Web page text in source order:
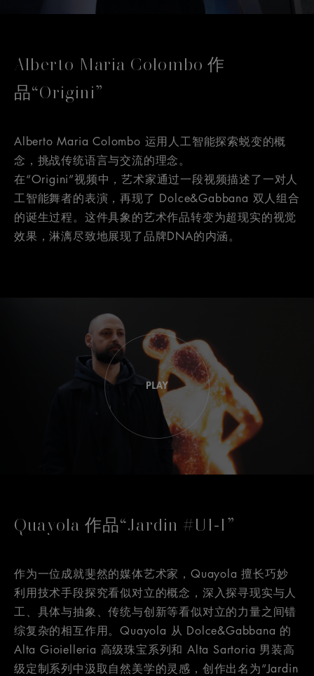
Alberto Maria Colombo 作
品“Origini”
Alberto Maria Colombo 运用人工智能探索蜕变的概
念，挑战传统语言与交流的理念。
在“Origini”视频中，艺术家通过一段视频描述了一对人
工智能舞者的表演，再现了 Dolce&Gabbana 双人组合
的诞生过程。这件具象的艺术作品转变为超现实的视觉
效果，淋漓尽致地展现了品牌DNA的内涵。
Quayola 作品“Jardin #U1-1”
作为一位成就斐然的媒体艺术家，Quayola 擅长巧妙
利用技术手段探究看似对立的概念，深入探寻现实与人
工、具体与抽象、传统与创新等看似对立的力量之间错
综复杂的相互作用。Quayola 从 Dolce&Gabbana 的
Alta Gioielleria 高级珠宝系列和 Alta Sartoria 男装高
级定制系列中汲取自然美学的灵感，创作出名为“Jardin